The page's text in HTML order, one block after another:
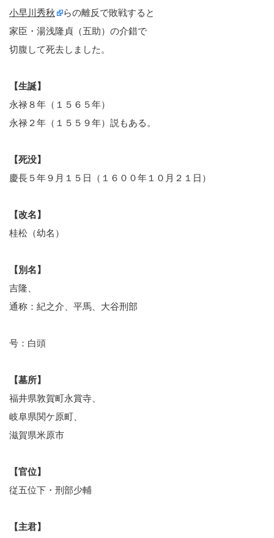
小早川秀秋
らの離反で敗戦すると
家臣・湯浅隆貞（五助）の介錯で
切腹して死去しました。
【生誕】
永禄８年（１５６５年）
永禄２年（１５５９年）説もある。
【死没】
慶長５年９月１５日（１６００年１０月２１日）
【改名】
桂松（幼名）
【別名】
吉隆、
通称：紀之介、平馬、大谷刑部
号：白頭
【墓所】
福井県敦賀町永賞寺、
岐阜県関ケ原町、
滋賀県米原市
【官位】
従五位下・刑部少輔
【主君】